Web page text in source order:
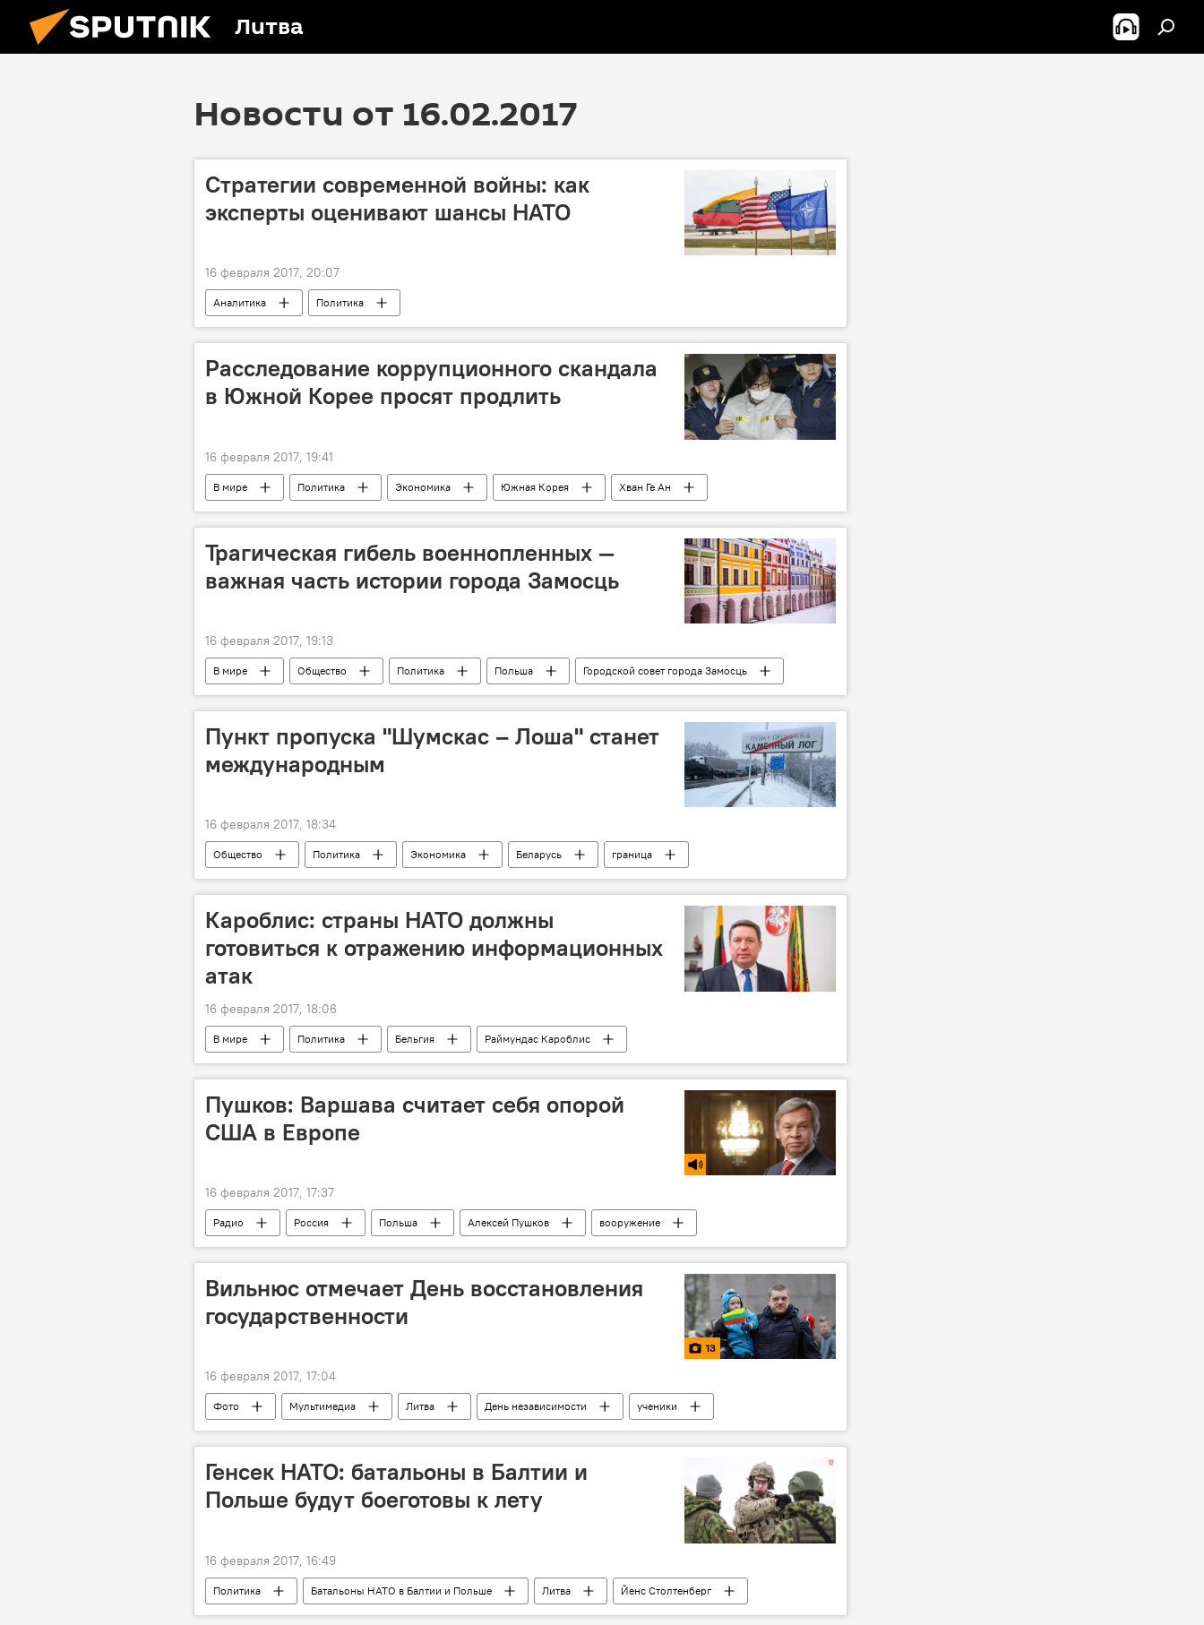
Литва
Новости от 16.02.2017
Стратегии современной войны: как
эксперты оценивают шансы НАТО
16 февраля 2017, 20:07
Аналитика Политика
Расследование коррупционного скандала
в Южной Корее просят продлить
16 февраля 2017, 19:41
В мире Политика Экономика Южная Корея
Хван Ге Ан
Цой Сун Силь
YTN Samsung
Трагическая гибель военнопленных —
важная часть истории города Замосць
16 февраля 2017, 19:13
В мире Общество Политика Польша
Городской совет города Замосць
памятники
военнопленные Замосць
Пункт пропуска "Шумскас – Лоша" станет
международным
16 февраля 2017, 18:34
Общество Политика Экономика Беларусь
граница
пункт пропуска
"Каменный Лог" Литва
"Лоша – Шумскас"
Кароблис: страны НАТО должны
готовиться к отражению информационных
атак
16 февраля 2017, 18:06
В мире Политика Бельгия
Раймундас Кароблис
встреча министров обороны стран НАТО
провокация
изнасилование
Пушков: Варшава считает себя опорой
США в Европе
16 февраля 2017, 17:37
Радио Россия Польша Алексей Пушков
вооружение
Евросоюз на тропе информационной войны
Вильнюс отмечает День восстановления
государственности
13
16 февраля 2017, 17:04
Фото Мультимедиа Литва День независимости
ученики
марш
Генсек НАТО: батальоны в Балтии и
Польше будут боеготовы к лету
16 февраля 2017, 16:49
Политика Батальоны НАТО в Балтии и Польше Литва
Йенс Столтенберг
НАТО
солдат батальон